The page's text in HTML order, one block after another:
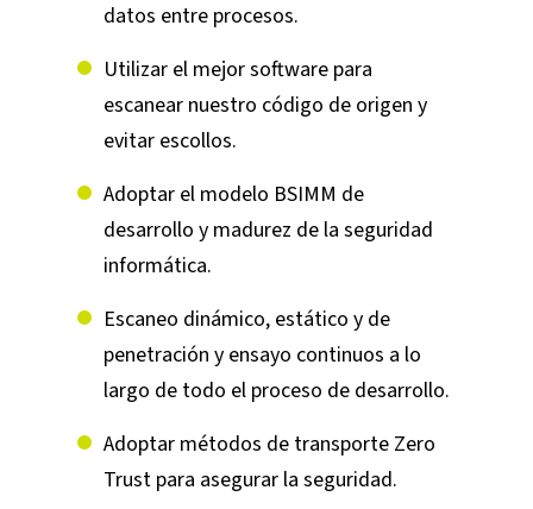
datos entre procesos.
Utilizar el mejor software para
escanear nuestro código de origen y
evitar escollos.
Adoptar el modelo BSIMM de
desarrollo y madurez de la seguridad
informática.
Escaneo dinámico, estático y de
penetración y ensayo continuos a lo
largo de todo el proceso de desarrollo.
Adoptar métodos de transporte Zero
Trust para asegurar la seguridad.